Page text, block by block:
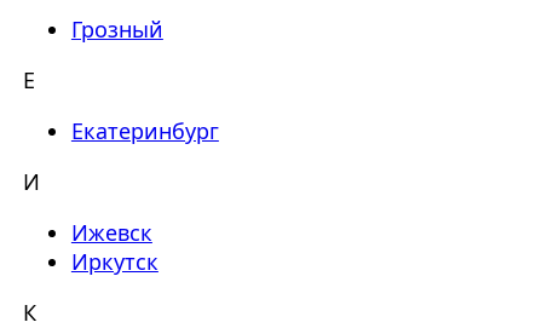
Грозный
Е
Екатеринбург
И
Ижевск
Иркутск
К